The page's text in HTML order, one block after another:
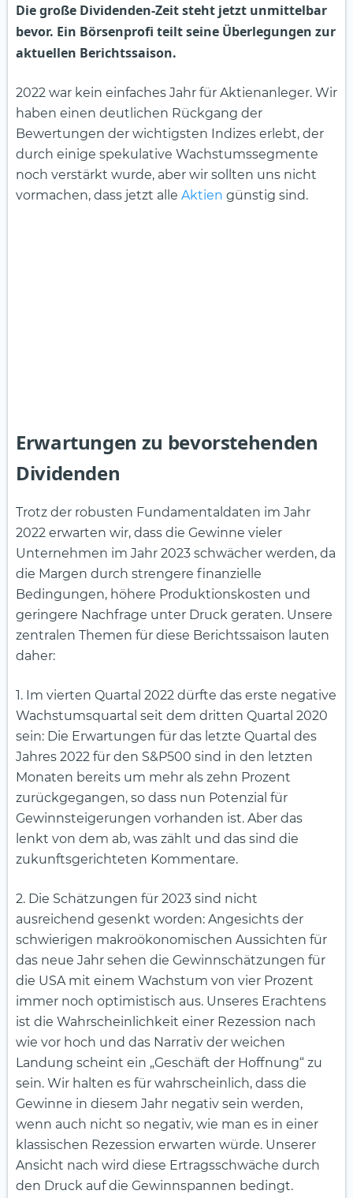
Die große Dividenden-Zeit steht jetzt unmittelbar
bevor. Ein Börsenprofi teilt seine Überlegungen zur
aktuellen Berichtssaison.
2022 war kein einfaches Jahr für Aktienanleger. Wir
haben einen deutlichen Rückgang der
Bewertungen der wichtigsten Indizes erlebt, der
durch einige spekulative Wachstumssegmente
noch verstärkt wurde, aber wir sollten uns nicht
vormachen, dass jetzt alle Aktien günstig sind.
Erwartungen zu bevorstehenden
Dividenden
Trotz der robusten Fundamentaldaten im Jahr
2022 erwarten wir, dass die Gewinne vieler
Unternehmen im Jahr 2023 schwächer werden, da
die Margen durch strengere finanzielle
Bedingungen, höhere Produktionskosten und
geringere Nachfrage unter Druck geraten. Unsere
zentralen Themen für diese Berichtssaison lauten
daher:
1. Im vierten Quartal 2022 dürfte das erste negative
Wachstumsquartal seit dem dritten Quartal 2020
sein: Die Erwartungen für das letzte Quartal des
Jahres 2022 für den S&P500 sind in den letzten
Monaten bereits um mehr als zehn Prozent
zurückgegangen, so dass nun Potenzial für
Gewinnsteigerungen vorhanden ist. Aber das
lenkt von dem ab, was zählt und das sind die
zukunftsgerichteten Kommentare.
2. Die Schätzungen für 2023 sind nicht
ausreichend gesenkt worden: Angesichts der
schwierigen makroökonomischen Aussichten für
das neue Jahr sehen die Gewinnschätzungen für
die USA mit einem Wachstum von vier Prozent
immer noch optimistisch aus. Unseres Erachtens
ist die Wahrscheinlichkeit einer Rezession nach
wie vor hoch und das Narrativ der weichen
Landung scheint ein „Geschäft der Hoffnung“ zu
sein. Wir halten es für wahrscheinlich, dass die
Gewinne in diesem Jahr negativ sein werden,
wenn auch nicht so negativ, wie man es in einer
klassischen Rezession erwarten würde. Unserer
Ansicht nach wird diese Ertragsschwäche durch
den Druck auf die Gewinnspannen bedingt.